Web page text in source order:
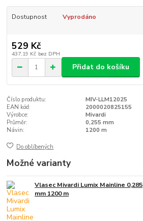
Dostupnost Vyprodáno
529 Kč
437,19 Kč bez DPH
Přidat do košíku
Číslo produktu:
MIV-LLM12025
EAN kód:
2000020825155
Výrobce:
Mivardi
Průměr:
0,255 mm
Návin:
1200 m
Do oblíbených
Možné varianty
Vlasec Mivardi Lumix Mainline 0,285
mm 1200 m